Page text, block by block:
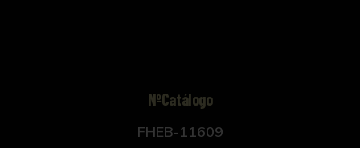
NºCatálogo
FHEB-11609